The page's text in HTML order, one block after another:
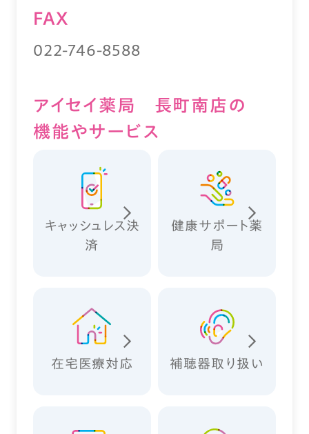
FAX
022-746-8588
アイセイ薬局 長町南店の
機能やサービス
キャッシュレス決
済
健康サポート薬
局
在宅医療対応 補聴器取り扱い